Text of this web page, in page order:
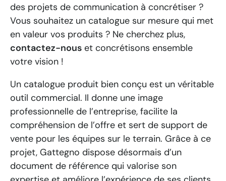
des projets de communication à concrétiser ?
Vous souhaitez un catalogue sur mesure qui met
en valeur vos produits ? Ne cherchez plus,
contactez-nous et concrétisons ensemble
votre vision !
Un catalogue produit bien conçu est un véritable
outil commercial. Il donne une image
professionnelle de l’entreprise, facilite la
compréhension de l’offre et sert de support de
vente pour les équipes sur le terrain. Grâce à ce
projet, Gattegno dispose désormais d’un
document de référence qui valorise son